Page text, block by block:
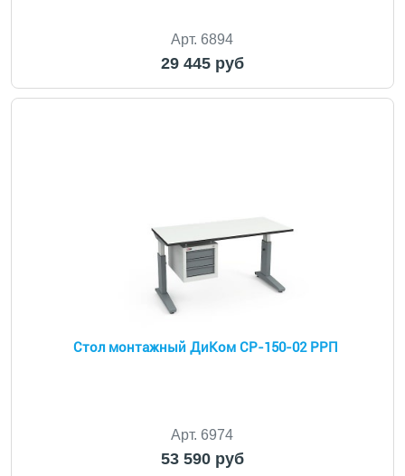
Арт. 6894
29 445 руб
Стол монтажный ДиКом СР-150-02 РРП
Арт. 6974
53 590 руб